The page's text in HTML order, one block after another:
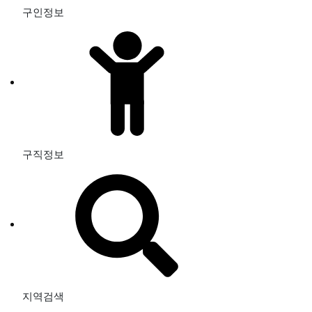
구인정보
구직정보
지역검색